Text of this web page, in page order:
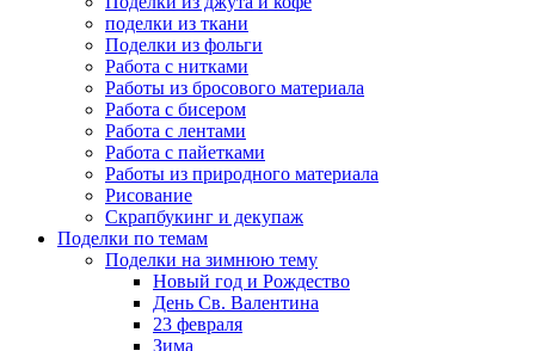
поделки из ткани
Поделки из фольги
Работа с нитками
Работы из бросового материала
Работа с бисером
Работа с лентами
Работа с пайетками
Работы из природного материала
Рисование
Скрапбукинг и декупаж
Поделки по темам
Поделки на зимнюю тему
Новый год и Рождество
День Св. Валентина
23 февраля
Зима